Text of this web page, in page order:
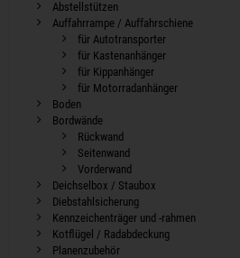
Abstellstützen
Auffahrrampe / Auffahrschiene
für Autotransporter
für Kastenanhänger
für Kippanhänger
für Motorradanhänger
Boden
Bordwände
Rückwand
Seitenwand
Vorderwand
Deichselbox / Staubox
Diebstahlsicherung
Kennzeichenträger und -rahmen
Kotflügel / Radabdeckung
Planenzubehör